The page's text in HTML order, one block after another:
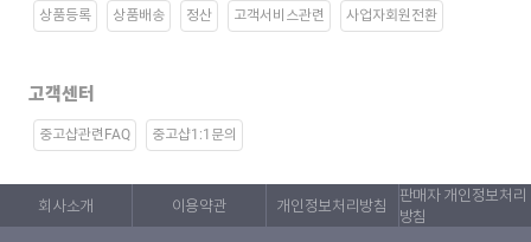
상품등록 상품배송 정산 고객서비스관련 사업자회원전환
고객센터
중고샵관련FAQ 중고샵1:1문의
회사소개 이용약관 개인정보처리방침
판매자 개인정보처리
방침